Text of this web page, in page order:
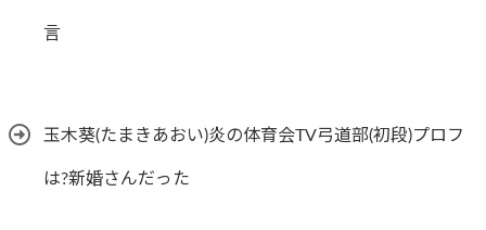
言
玉木葵(たまきあおい)炎の体育会TV弓道部(初段)プロフ
は?新婚さんだった